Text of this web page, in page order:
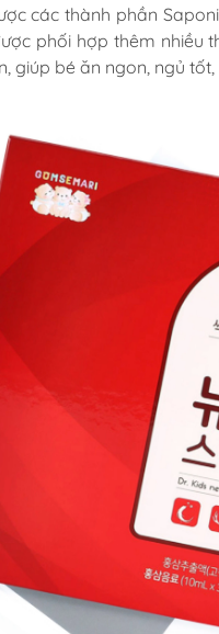
các thành phần
phối hợp thêm nhiều
giúp bé ăn ngon, ngủ